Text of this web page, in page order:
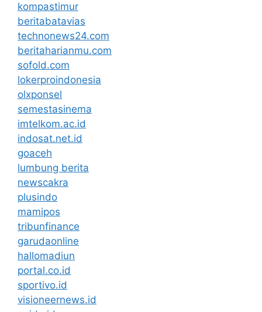
kompastimur
beritabatavias
technonews24.com
beritaharianmu.com
sofold.com
lokerproindonesia
olxponsel
semestasinema
imtelkom.ac.id
indosat.net.id
goaceh
lumbung berita
newscakra
plusindo
mamipos
tribunfinance
garudaonline
hallomadiun
portal.co.id
sportivo.id
visioneernews.id